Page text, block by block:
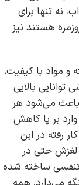
نه تنها برای
هستند نیز
طراحی پیشرفته و مواد با کیفیت،
بالایی
باعث می‌شود هر
بر پا کاهش
رفته در این
لغزش حتی در
ساخته شده